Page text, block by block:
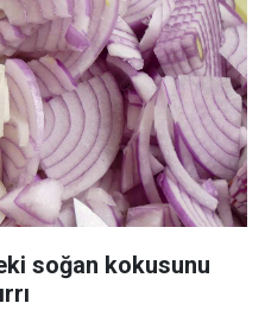
soğan kokusunu